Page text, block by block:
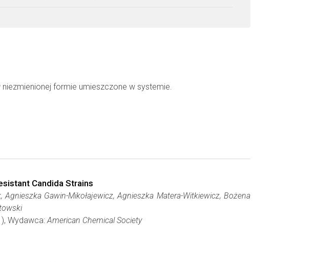
formie umieszczone w systemie.
Candida Strains
Gawin-Mikołajewicz, Agnieszka Matera-Witkiewicz, Bożena
Wydawca:American Chemical Society